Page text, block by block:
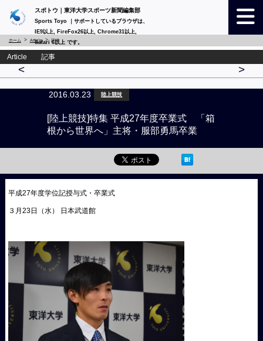
スポトウ｜東洋大学スポーツ新聞編集部
Sports Toyo ｜サポートしているブラウザは、
IE9以上, FireFox26以上, Chrome31以上,
Safari 6以上 です。
ホーム Article 詳細
Article 記事
< >
2016.03.23 陸上競技
[陸上競技]特集 平成27年度卒業式 「箱
根から世界へ」主将・服部勇馬卒業
平成27年度学位記授与式・卒業式
３月23日（水） 日本武道館